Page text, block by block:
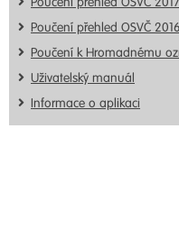
Poučení přehled OSVČ 2016
Poučení k Hromadnému
Uživatelský manuál
Informace o aplikaci